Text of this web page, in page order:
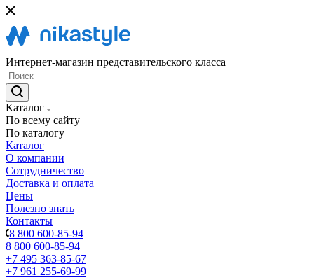
Интернет-магазин представительского класса
Каталог
По всему сайту
По каталогу
Каталог
О компании
Сотрудничество
Доставка и оплата
Цены
Полезно знать
Контакты
8 800 600-85-94
8 800 600-85-94
+7 495 363-85-67
+7 961 255-69-99